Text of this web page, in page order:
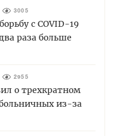
3005
с COVID-19
раза больше
2955
о трехкратном
из-за